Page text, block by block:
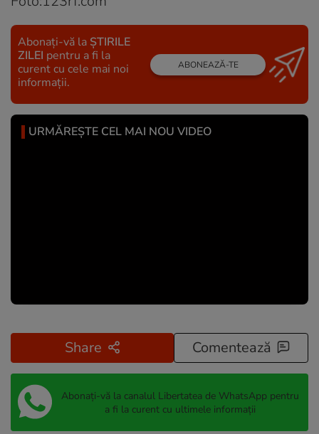
Abonați-vă la ȘTIRILE
ZILEI pentru a fi la
curent cu cele mai noi
informații.
ABONEAZĂ-TE
URMĂREȘTE CEL MAI NOU VIDEO
Share Comentează
Abonați-vă la canalul Libertatea de WhatsApp pentru
a fi la curent cu ultimele informații